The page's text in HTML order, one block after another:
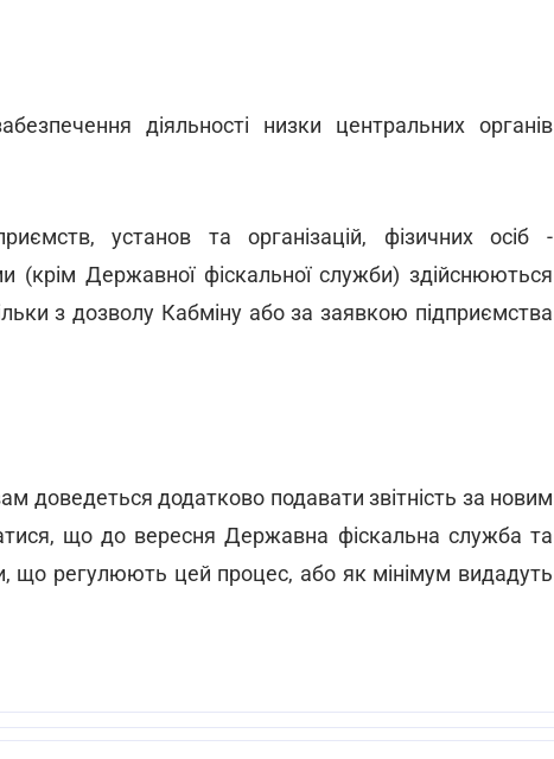
діяльності низки центральних органів
установ та організацій, фізичних осіб -
(крім Державної фіскальної служби) здійснюються
з дозволу Кабміну або за заявкою підприємства
доведеться додатково подавати звітність за новим
що до вересня Державна фіскальна служба та
що регулюють цей процес, або як мінімум видадуть